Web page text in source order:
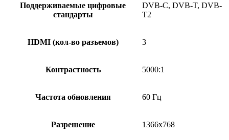
Поддерживаемые цифровые
стандарты
DVB-C, DVB-T, DVB-
T2
HDMI (кол-во разъемов) 3
Контрастность 5000:1
Частота обновления 60 Гц
Разрешение 1366х768